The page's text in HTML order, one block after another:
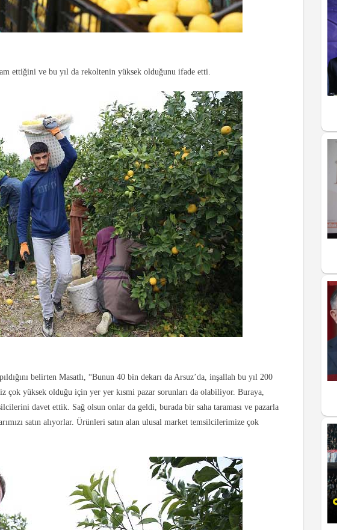
ettiğini ve bu yıl da rekoltenin yüksek olduğunu ifade etti.
belirten Masatlı, “Bunun 40 bin dekarı da Arsuz’da, inşallah bu yıl 200
çok yüksek olduğu için yer yer kısmi pazar sorunları da olabiliyor. Buraya,
davet ettik. Sağ olsun onlar da geldi, burada bir saha taraması ve pazarla
satın alıyorlar. Ürünleri satın alan ulusal market temsilcilerimize çok